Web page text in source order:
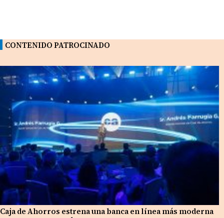
CONTENIDO PATROCINADO
Caja de Ahorros estrena una banca en línea más moderna